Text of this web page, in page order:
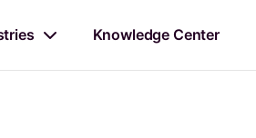
Knowledge Center